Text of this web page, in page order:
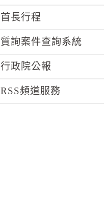
首長行程
質詢案件查詢系統
行政院公報
RSS頻道服務